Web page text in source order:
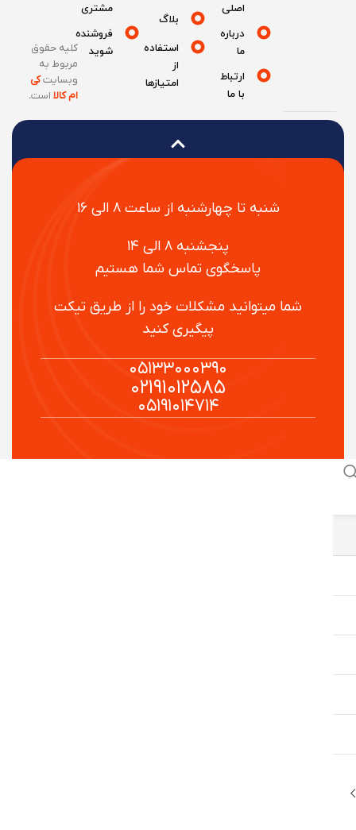
شنبه تا چهارشنبه از ساعت ۸ الی ۱۶
پنجشنبه ۸ الی ۱۴
پاسخگوی تماس شما هستیم
شما میتوانید مشکلات خود را از طریق تیکت
پیگیری کنید
۰۵۱۳۳۰۰۰۳۹۰
۰۲۱۹۱۰۱۲۵۸۵
۰۵۱۹۱۰۱۴۷۱۴
درباره
ارتباط
بلاگ
استفاده
امتیازها
مشتری
فروشنده
شوید
کلیه حقوق
مربوط به
وبسایتکی
ام کالااست.